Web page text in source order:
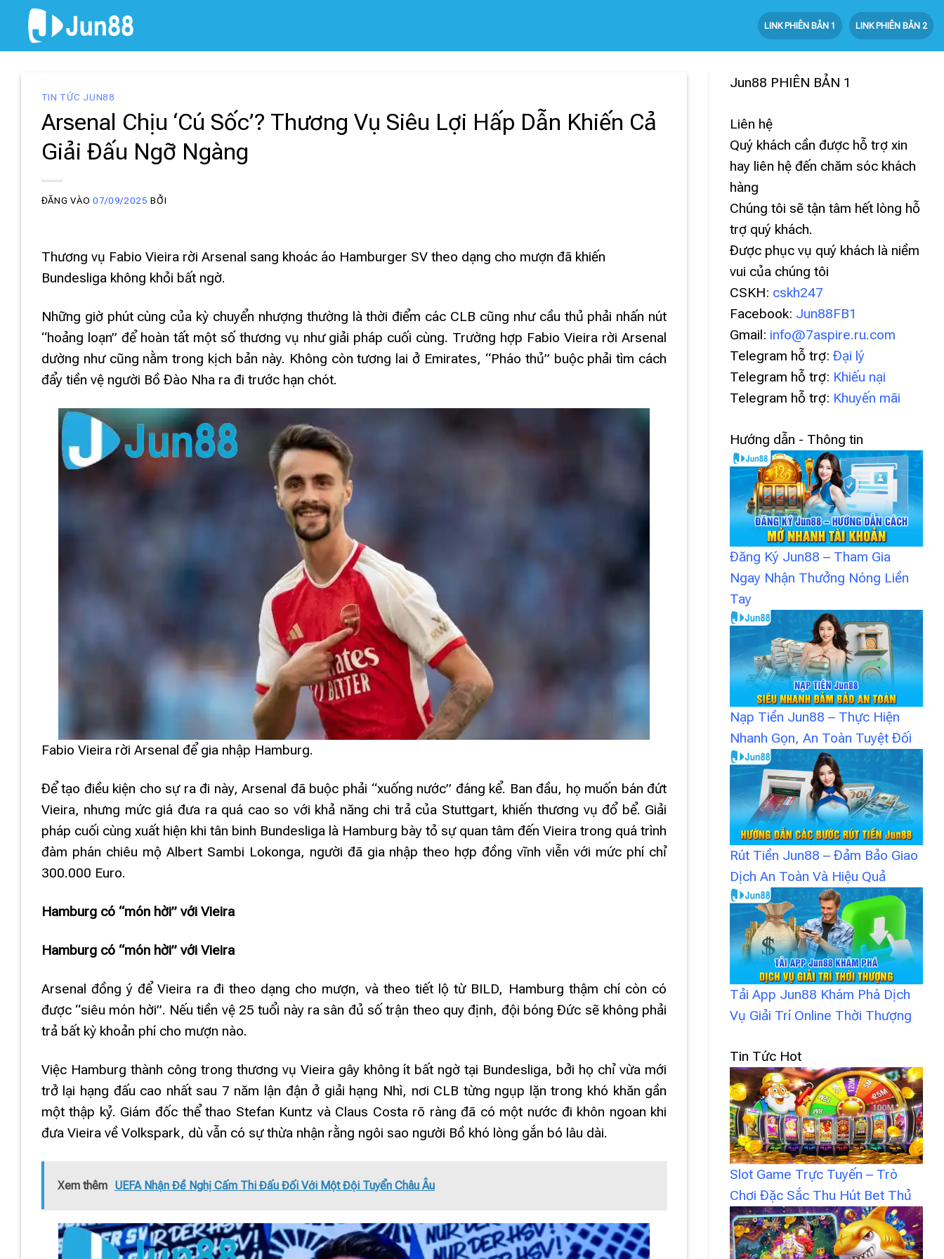
nội
LINK PHIÊN BẢN 1 LINK PHIÊN BẢN 2
TIN TỨC JUN88
Arsenal Chịu ‘Cú Sốc’? Thương Vụ Siêu Lợi Hấp Dẫn Khiến Cả
Giải Đấu Ngỡ Ngàng
ĐĂNG VÀO 07/09/2025 BỞI
Thương vụ Fabio Vieira rời Arsenal sang khoác áo Hamburger SV theo dạng cho mượn đã khiến
Bundesliga không khỏi bất ngờ.
Những giờ phút cùng của kỳ chuyển nhượng thường là thời điểm các CLB cũng như cầu thủ phải nhấn nút
“hoảng loạn” để hoàn tất một số thương vụ như giải pháp cuối cùng. Trường hợp Fabio Vieira rời Arsenal
dường như cũng nằm trong kịch bản này. Không còn tương lai ở Emirates, “Pháo thủ” buộc phải tìm cách
đẩy tiền vệ người Bồ Đào Nha ra đi trước hạn chót.
Fabio Vieira rời Arsenal để gia nhập Hamburg.
Để tạo điều kiện cho sự ra đi này, Arsenal đã buộc phải “xuống nước” đáng kể. Ban đầu, họ muốn bán đứt
Vieira, nhưng mức giá đưa ra quá cao so với khả năng chi trả của Stuttgart, khiến thương vụ đổ bể. Giải
pháp cuối cùng xuất hiện khi tân binh Bundesliga là Hamburg bày tỏ sự quan tâm đến Vieira trong quá trình
đàm phán chiêu mộ Albert Sambi Lokonga, người đã gia nhập theo hợp đồng vĩnh viễn với mức phí chỉ
300.000 Euro.
Hamburg có “món hời” với Vieira
Hamburg có “món hời” với Vieira
Arsenal đồng ý để Vieira ra đi theo dạng cho mượn, và theo tiết lộ từ BILD, Hamburg thậm chí còn có
được “siêu món hời”. Nếu tiền vệ 25 tuổi này ra sân đủ số trận theo quy định, đội bóng Đức sẽ không phải
trả bất kỳ khoản phí cho mượn nào.
Việc Hamburg thành công trong thương vụ Vieira gây không ít bất ngờ tại Bundesliga, bởi họ chỉ vừa mới
trở lại hạng đấu cao nhất sau 7 năm lận đận ở giải hạng Nhì, nơi CLB từng ngụp lặn trong khó khăn gần
một thập kỷ. Giám đốc thể thao Stefan Kuntz và Claus Costa rõ ràng đã có một nước đi khôn ngoan khi
đưa Vieira về Volkspark, dù vẫn có sự thừa nhận rằng ngôi sao người Bồ khó lòng gắn bó lâu dài.
Xem thêm UEFA Nhận Đề Nghị Cấm Thi Đấu Đối Với Một Đội Tuyển Châu Âu
Jun88 PHIÊN BẢN 1
Liên hệ
Quý khách cần được hỗ trợ xin
hay liên hệ đến chăm sóc khách
hàng
Chúng tôi sẽ tận tâm hết lòng hỗ
trợ quý khách.
Được phục vụ quý khách là niềm
vui của chúng tôi
CSKH: cskh247
Facebook: Jun88FB1
Gmail: info@7aspire.ru.com
Telegram hỗ trợ: Đại lý
Telegram hỗ trợ: Khiếu nại
Telegram hỗ trợ: Khuyến mãi
Hướng dẫn - Thông tin
Đăng Ký Jun88 – Tham Gia
Ngay Nhận Thưởng Nóng Liền
Tay
Nạp Tiền Jun88 – Thực Hiện
Nhanh Gọn, An Toàn Tuyệt Đối
Rút Tiền Jun88 – Đảm Bảo Giao
Dịch An Toàn Và Hiệu Quả
Tải App Jun88 Khám Phá Dịch
Vụ Giải Trí Online Thời Thượng
Tin Tức Hot
Slot Game Trực Tuyến – Trò
Chơi Đặc Sắc Thu Hút Bet Thủ